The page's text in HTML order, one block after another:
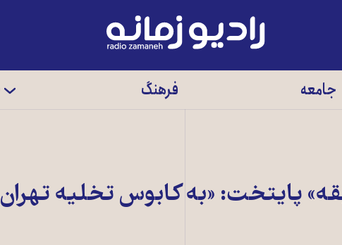
رادیو
زمانه
جامعه فرهنگ
پایتخت: «به کابوس تخلیه تهران